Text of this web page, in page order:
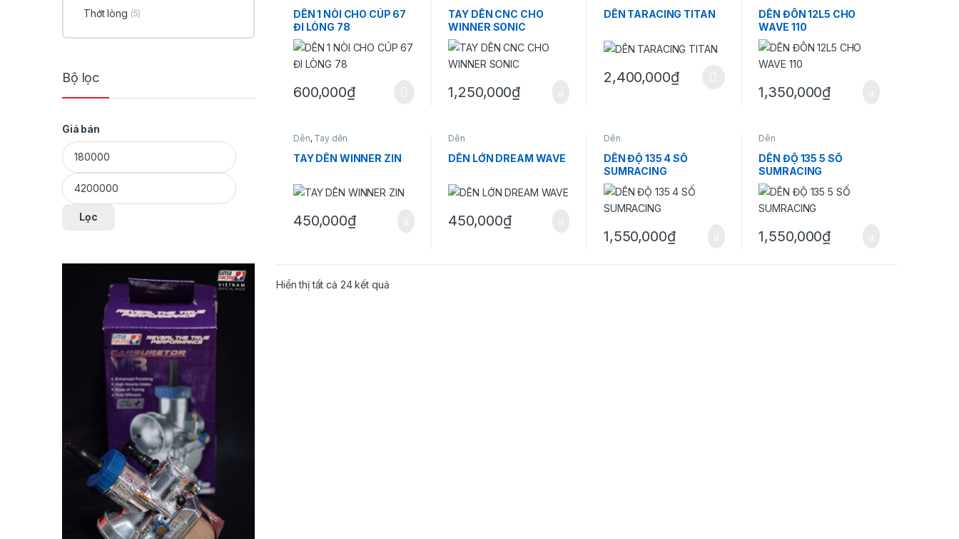
DÊN 1 NÒI CHO CÚP 67
ĐI LÒNG 78
600,000₫
TAY DÊN CNC CHO
WINNER SONIC
1,250,000₫
DÊN TARACING TITAN
2,400,000₫
Sản phẩm này có nhiều biến thể. Các tùy chọn có thể được chọn trên trang
DÊN ĐÔN 12L5 CHO
WAVE 110
1,350,000₫
Dên, Tay dên
TAY DÊN WINNER ZIN
450,000₫
Dên
DÊN LỚN DREAM WAVE
450,000₫
Dên
DÊN ĐỘ 135 4 SỐ
SUMRACING
1,550,000₫
Dên
DÊN ĐỘ 135 5 SỐ
SUMRACING
1,550,000₫
Hiển thị tất cả 24 kết quảĐã sắp xếp theo mức độ phổ biến
Thớt lòng (5)
Bộ lọc
Giá bán
Giá tối thiểu
Giá tối đa
Lọc